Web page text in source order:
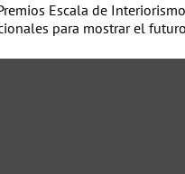
Escala de Interiorismo
para mostrar el